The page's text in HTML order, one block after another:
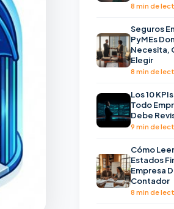
8 min de
Seguros
PyMEs
Necesita,
Elegir
8 min de
Los 10
Todo
Debe
9 min de
Cómo
Estados
Empresa
Contador
8 min de